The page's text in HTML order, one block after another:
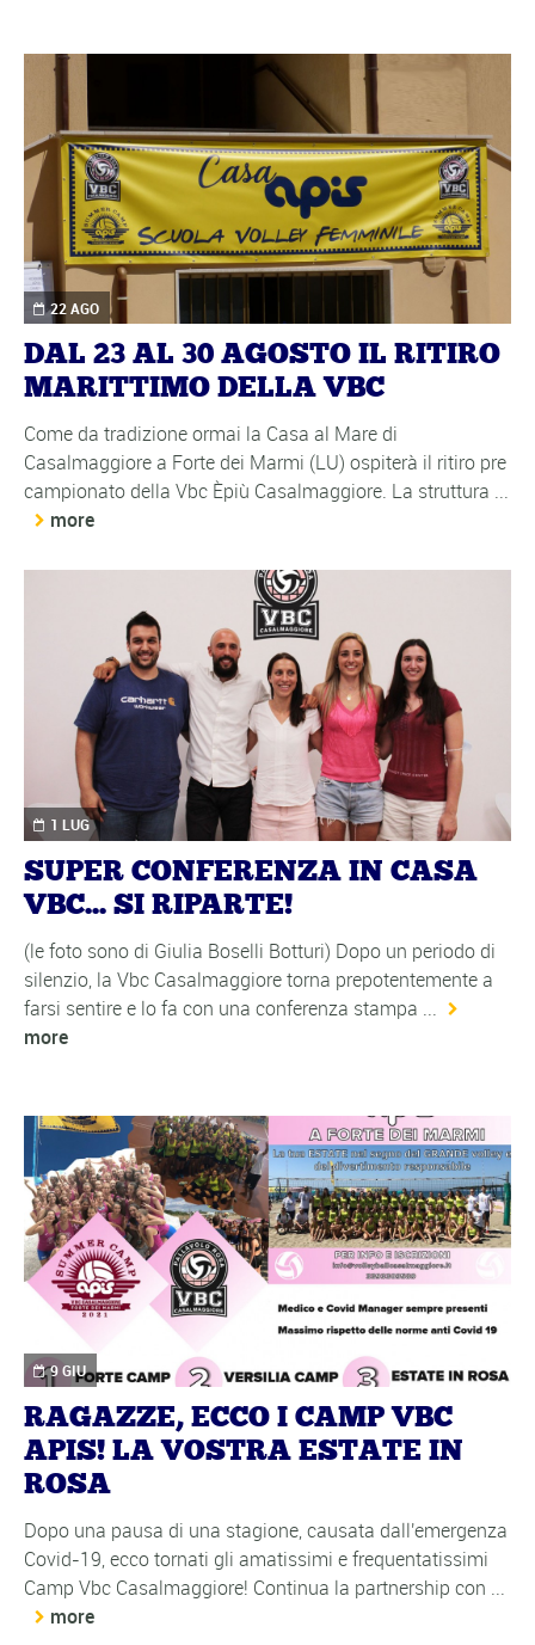
22 AGO
DAL 23 AL 30 AGOSTO IL RITIRO
MARITTIMO DELLA VBC
Come da tradizione ormai la Casa al Mare di
Casalmaggiore a Forte dei Marmi (LU) ospiterà il ritiro pre
campionato della Vbc Èpiù Casalmaggiore. La struttura ...
more
1 LUG
SUPER CONFERENZA IN CASA
VBC... SI RIPARTE!
(le foto sono di Giulia Boselli Botturi) Dopo un periodo di
silenzio, la Vbc Casalmaggiore torna prepotentemente a
farsi sentire e lo fa con una conferenza stampa ...
more
9 GIU
RAGAZZE, ECCO I CAMP VBC
APIS! LA VOSTRA ESTATE IN
ROSA
Dopo una pausa di una stagione, causata dall'emergenza
Covid-19, ecco tornati gli amatissimi e frequentatissimi
Camp Vbc Casalmaggiore! Continua la partnership con ...
more